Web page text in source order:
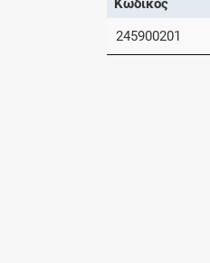
Κωδικός
245900201